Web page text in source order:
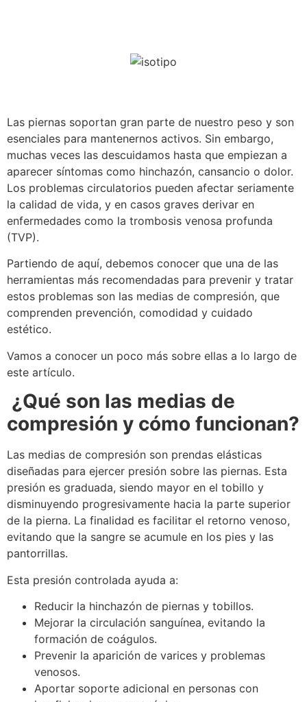
Las piernas soportan gran parte de nuestro peso y son
esenciales para mantenernos activos. Sin embargo,
muchas veces las descuidamos hasta que empiezan a
aparecer síntomas como hinchazón, cansancio o dolor.
Los problemas circulatorios pueden afectar seriamente
la calidad de vida, y en casos graves derivar en
enfermedades como la trombosis venosa profunda
(TVP).
Partiendo de aquí, debemos conocer que una de las
herramientas más recomendadas para prevenir y tratar
estos problemas son las medias de compresión, que
comprenden prevención, comodidad y cuidado
estético.
Vamos a conocer un poco más sobre ellas a lo largo de
este artículo.
¿Qué son las medias de
compresión y cómo funcionan?
Las medias de compresión son prendas elásticas
diseñadas para ejercer presión sobre las piernas. Esta
presión es graduada, siendo mayor en el tobillo y
disminuyendo progresivamente hacia la parte superior
de la pierna. La finalidad es facilitar el retorno venoso,
evitando que la sangre se acumule en los pies y las
pantorrillas.
Esta presión controlada ayuda a:
Reducir la hinchazón de piernas y tobillos.
Mejorar la circulación sanguínea, evitando la
formación de coágulos.
Prevenir la aparición de varices y problemas
venosos.
Aportar soporte adicional en personas con